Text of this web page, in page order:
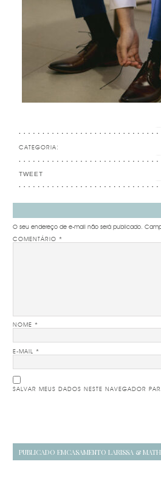
CATEGORIA:
TWEET
O seu endereço de e-mail não será publicado.
COMENTÁRIO *
NOME *
E-MAIL *
SALVAR MEUS DADOS NESTE NAVEGADOR
Navegação
PUBLICADO EMCASAMENTO LARISSA &